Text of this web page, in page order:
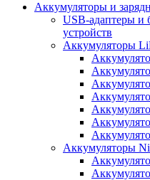
Аккумуляторы и
USB-адаптеры и
устройств
Аккумуляторы
Аккумуляторы